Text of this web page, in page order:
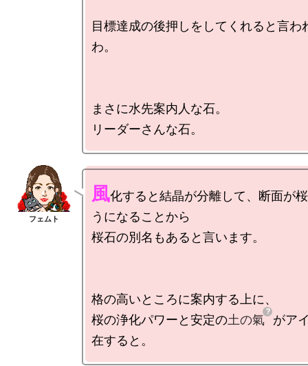
目標達成の後押しをしてくれると言わ
わ。
まさに水先案内人な石。
風化すると結晶が分離して、断面が
うになることから
桜石の別名もあると言います。
格の高いところに案内する上に、
桜の浄化パワーと安定の土の氣
がア